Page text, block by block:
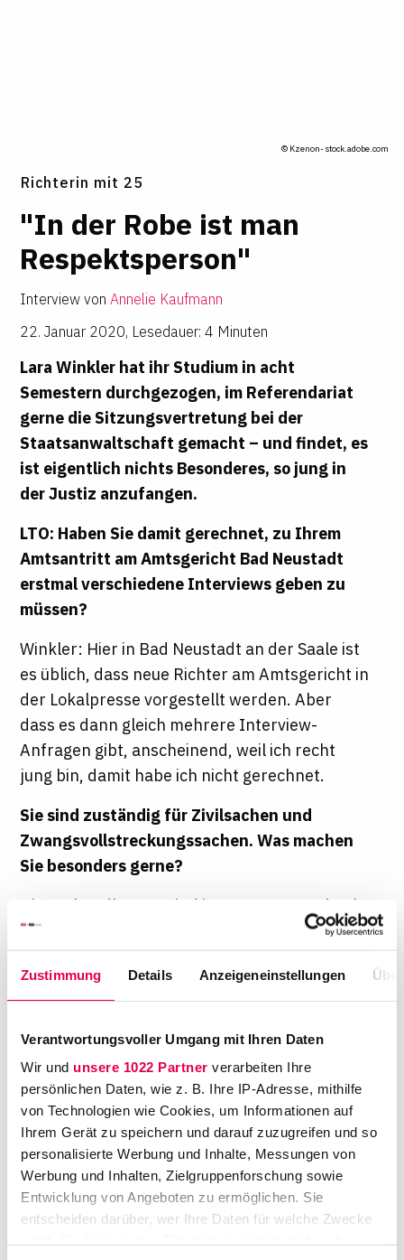
Zustimmung Details Anzeigeneinstellungen
Verantwortungsvoller Umgang mit Ihren Daten
Wir und unsere 1022 Partner verarbeiten Ihre
persönlichen Daten, wie z. B. Ihre IP-Adresse, mithilfe
von Technologien wie Cookies, um Informationen auf
Ihrem Gerät zu speichern und darauf zuzugreifen und so
personalisierte Werbung und Inhalte, Messungen von
Werbung und Inhalten, Zielgruppenforschung sowie
Entwicklung von Angeboten zu ermöglichen. Sie
entscheiden darüber, wer Ihre Daten für welche Zwecke
© Kzenon- stock.adobe.com
Richterin mit 25
"In der Robe ist man
Respekts­person"
Interview von Annelie Kaufmann
22. Januar 2020, Lesedauer: 4 Minuten
Lara Winkler hat ihr Studium in acht
Semestern durchgezogen, im Referendariat
gerne die Sitzungsvertretung bei der
Staatsanwaltschaft gemacht – und findet, es
ist eigentlich nichts Besonderes, so jung in
der Justiz anzufangen.
LTO: Haben Sie damit gerechnet, zu Ihrem
Amtsantritt am Amtsgericht Bad Neustadt
erstmal verschiedene Interviews geben zu
müssen?
Winkler: Hier in Bad Neustadt an der Saale ist
es üblich, dass neue Richter am Amtsgericht in
der Lokalpresse vorgestellt werden. Aber
dass es dann gleich mehrere Interview-
Anfragen gibt, anscheinend, weil ich recht
jung bin, damit habe ich nicht gerechnet.
Sie sind zuständig für Zivilsachen und
Zwangsvollstreckungssachen. Was machen
Sie besonders gerne?
Die Verhandlungen sind immer spannend. Ich
habe an zwei Tagen – montags und mittwochs
– Sitzungen und da passieren oft auch Dinge,
die man vorher nicht geahnt hat. Wenn man
zum Beispiel einen Nachbarschaftsstreit hat,
der schon seit Jahren schwelt, und dann
gelingt einem doch noch ein Vergleich - das
sind dann positive Überraschungen.
Welche Fälle landen noch bei Ihnen?
Viele Verkehrsunfälle, Mietstreitigkeiten,
Kaufsachen – alles, was beim Amtsgericht so
eingeht. Das wird nach Eingang sortiert und